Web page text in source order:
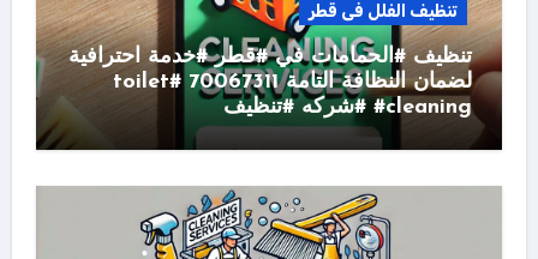
تنظيف الفلل فى قطر
تنظيف #الحمامات في #قطر #خدمة احترافية
لضمان النظافة التامة 70067311 #toilet
#cleaning #شركه #تنظيف